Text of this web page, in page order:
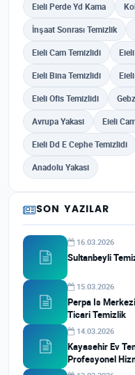
Eieli Perde Yd Kama
İnşaat Sonrası Temizlik
Eieli Cam Temizlidi
Eieli Bina Temizlidi
Eieli Ofis Temizlidi
Avrupa Yakasi Eieli
Eieli Dd E Cephe Temizlidi
Anadolu Yakasi
SON YAZILAR
16.03.2026
Sultanbeyli
15.03.2026
Perpa Is
Ticari Temizlik
14.03.2026
Kayasehir Ev
Profesyonel